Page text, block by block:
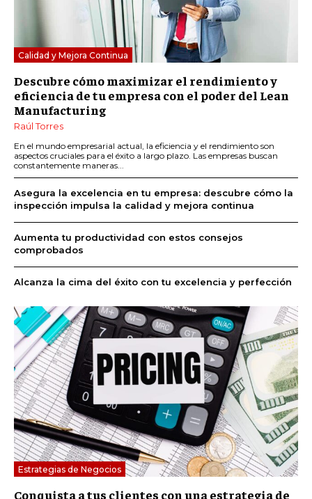
Calidad y Mejora Continua
Descubre cómo maximizar el rendimiento y
eficiencia de tu empresa con el poder del Lean
Manufacturing
Raúl Torres
En el mundo empresarial actual, la eficiencia y el rendimiento son
aspectos cruciales para el éxito a largo plazo. Las empresas buscan
constantemente maneras...
Asegura la excelencia en tu empresa: descubre cómo la
inspección impulsa la calidad y mejora continua
Aumenta tu productividad con estos consejos
comprobados
Alcanza la cima del éxito con tu excelencia y perfección
Estrategias de Negocios
Conquista a tus clientes con una estrategia de